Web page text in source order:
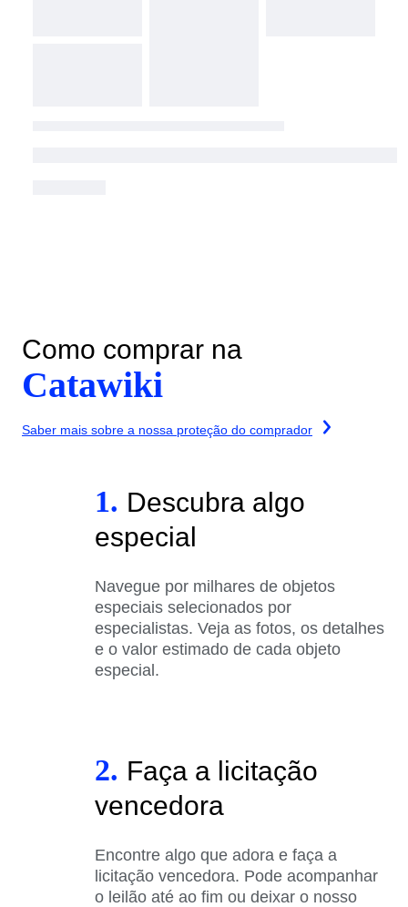
Como comprar na
Catawiki
Saber mais sobre a nossa proteção do comprador
1. Descubra algo
especial
Navegue por milhares de objetos
especiais selecionados por
especialistas. Veja as fotos, os detalhes
e o valor estimado de cada objeto
especial.
2. Faça a licitação
vencedora
Encontre algo que adora e faça a
licitação vencedora. Pode acompanhar
o leilão até ao fim ou deixar o nosso